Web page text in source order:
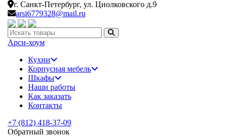
г. Санкт-Петербург, ул. Циолковского д.9
arsi6779328@mail.ru
Искать:
Арси-хоум
Кухни
Корпусная мебель
Шкафы
Наши работы
Как заказать
Контакты
+7 (812) 418-37-09
Обратный звонок